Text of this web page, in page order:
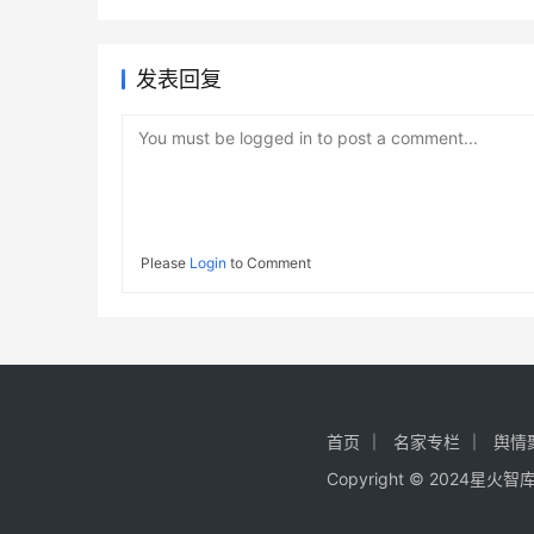
发表回复
You must be logged in to post a comment...
Please Login to Comment
首页 名家专栏
舆情
Copyright © 2024星火智